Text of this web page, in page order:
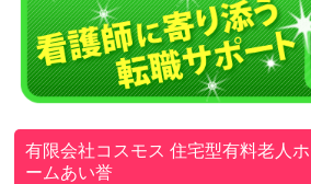
有限会社コスモス住宅型有料老人
ームあい誉